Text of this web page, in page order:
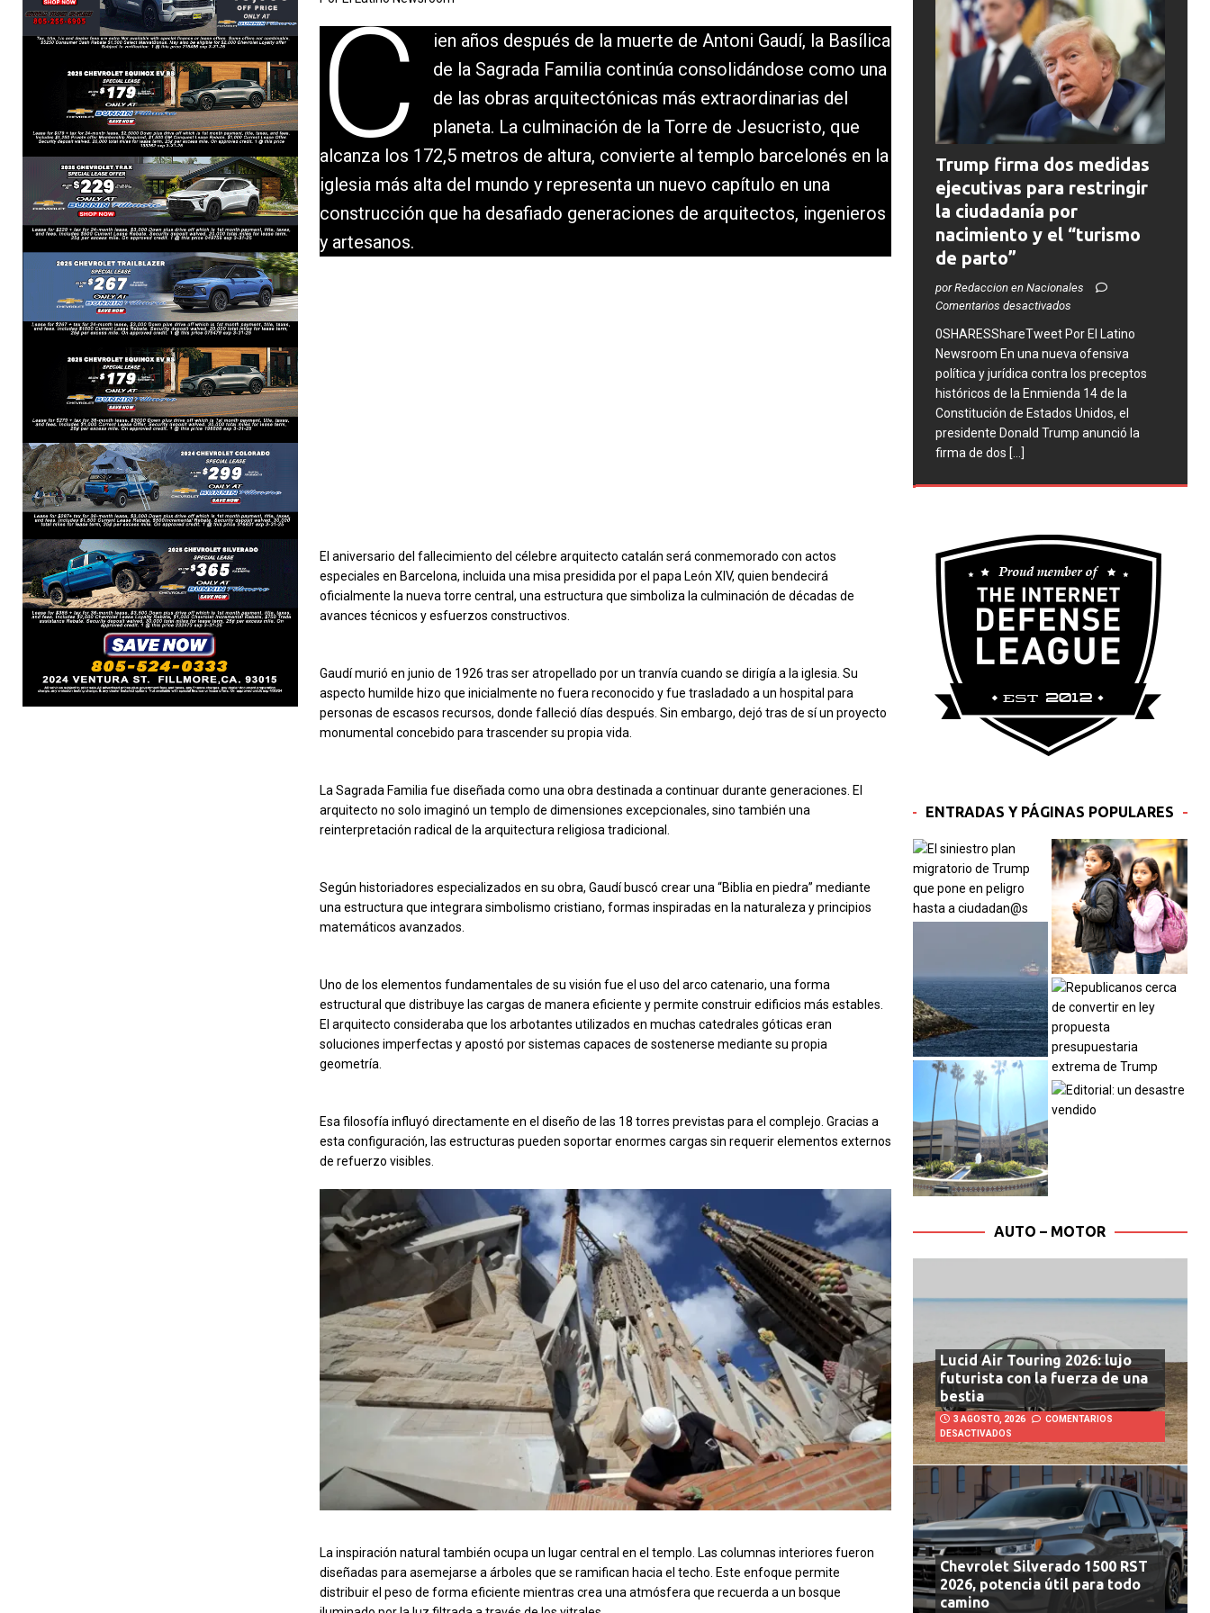
C
ien años después de la muerte de Antoni Gaudí, la Basílica
de la Sagrada Familia continúa consolidándose como una
de las obras arquitectónicas más extraordinarias del
planeta. La culminación de la Torre de Jesucristo, que
alcanza los 172,5 metros de altura, convierte al templo barcelonés en la
iglesia más alta del mundo y representa un nuevo capítulo en una
construcción que ha desafiado generaciones de arquitectos, ingenieros
y artesanos.
El aniversario del fallecimiento del célebre arquitecto catalán será conmemorado con actos
especiales en Barcelona, incluida una misa presidida por el papa León XIV, quien bendecirá
oficialmente la nueva torre central, una estructura que simboliza la culminación de décadas de
avances técnicos y esfuerzos constructivos.
Gaudí murió en junio de 1926 tras ser atropellado por un tranvía cuando se dirigía a la iglesia. Su
aspecto humilde hizo que inicialmente no fuera reconocido y fue trasladado a un hospital para
personas de escasos recursos, donde falleció días después. Sin embargo, dejó tras de sí un proyecto
monumental concebido para trascender su propia vida.
La Sagrada Familia fue diseñada como una obra destinada a continuar durante generaciones. El
arquitecto no solo imaginó un templo de dimensiones excepcionales, sino también una
reinterpretación radical de la arquitectura religiosa tradicional.
Según historiadores especializados en su obra, Gaudí buscó crear una “Biblia en piedra” mediante
una estructura que integrara simbolismo cristiano, formas inspiradas en la naturaleza y principios
matemáticos avanzados.
Uno de los elementos fundamentales de su visión fue el uso del arco catenario, una forma
estructural que distribuye las cargas de manera eficiente y permite construir edificios más estables.
El arquitecto consideraba que los arbotantes utilizados en muchas catedrales góticas eran
soluciones imperfectas y apostó por sistemas capaces de sostenerse mediante su propia
geometría.
Esa filosofía influyó directamente en el diseño de las 18 torres previstas para el complejo. Gracias a
esta configuración, las estructuras pueden soportar enormes cargas sin requerir elementos externos
de refuerzo visibles.
La inspiración natural también ocupa un lugar central en el templo. Las columnas interiores fueron
diseñadas para asemejarse a árboles que se ramifican hacia el techo. Este enfoque permite
distribuir el peso de forma eficiente mientras crea una atmósfera que recuerda a un bosque
Trump firma dos medidas
ejecutivas para restringir
la ciudadanía por
nacimiento y el “turismo
de parto”
por Redaccion en Nacionales
Comentarios desactivados
0SHARESShareTweet ​Por El Latino
Newsroom ​En una nueva ofensiva
política y jurídica contra los preceptos
históricos de la Enmienda 14 de la
Constitución de Estados Unidos, el
presidente Donald Trump anunció la
firma de dos [...]
ENTRADAS Y PÁGINAS POPULARES
AUTO – MOTOR
Lucid Air Touring 2026: lujo
futurista con la fuerza de una
bestia
3 AGOSTO, 2026
COMENTARIOS
DESACTIVADOS
Chevrolet Silverado 1500 RST
2026, potencia útil para todo
camino